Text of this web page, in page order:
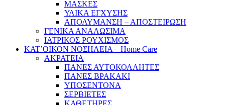
ΜΑΣΚΕΣ
ΥΛΙΚΑ ΕΓΧΥΣΗΣ
ΑΠΟΛΥΜΑΝΣΗ – ΑΠΟΣΤΕΙΡΩΣΗ
ΓΕΝΙΚΑ ΑΝΑΛΩΣΙΜΑ
ΙΑΤΡΙΚΟΣ ΡΟΥΧΙΣΜΟΣ
ΚΑΤ’ΟΙΚΟΝ ΝΟΣΗΛΕΙΑ – Home Care
ΑΚΡΑΤΕΙΑ
ΠΑΝΕΣ ΑΥΤΟΚΟΛΛΗΤΕΣ
ΠΑΝΕΣ ΒΡΑΚΑΚΙ
ΥΠΟΣΕΝΤΟΝΑ
ΣΕΡΒΙΕΤΕΣ